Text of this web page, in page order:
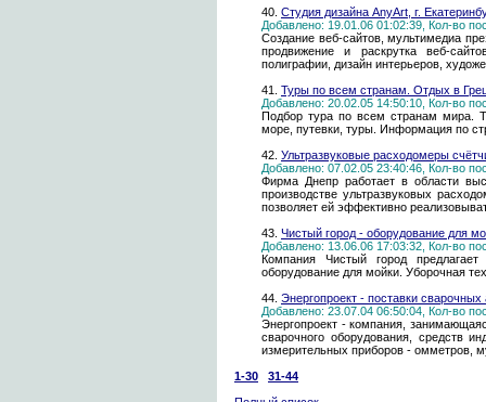
40. Студия дизайна AnyArt, г.
Добавлено: 19.01.06 01:02:39, Кол-во
Создание веб-сайтов, мультимедиа
продвижение и раскрутка веб-
полиграфии, дизайн интерьеров,
41. Туры по всем странам. Отдых в
Добавлено: 20.02.05 14:50:10, Кол-во
Подбор тура по всем странам мира.
море, путевки, туры. Информация по
42. Ультразвуковые расходомеры
Добавлено: 07.02.05 23:40:46, Кол-во
Фирма Днепр работает в области
производстве ультразвуковых
позволяет ей эффективно
43. Чистый город - оборудование для
Добавлено: 13.06.06 17:03:32, Кол-во
Компания Чистый город
оборудование для мойки. Уборочная
44. Энергопроект - поставки
Добавлено: 23.07.04 06:50:04, Кол-во
Энергопроект - компания,
сварочного оборудования, средств
измерительных приборов - омметров,
1-30
31-44